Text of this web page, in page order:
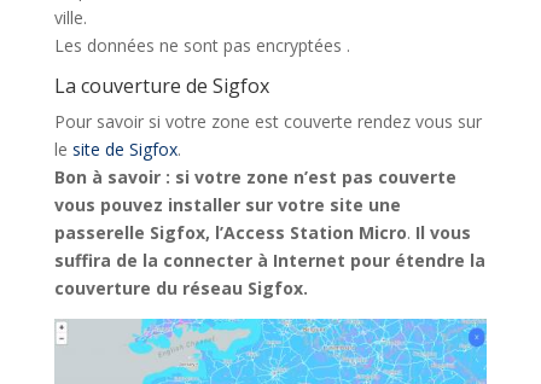
ville.
Les données ne sont pas encryptées .
La couverture de Sigfox
Pour savoir si votre zone est couverte rendez vous sur
le site de Sigfox.
Bon à savoir : si votre zone n’est pas couverte
vous pouvez installer sur votre site une
passerelle Sigfox, l’Access Station Micro. Il vous
suffira de la connecter à Internet pour étendre la
couverture du réseau Sigfox.